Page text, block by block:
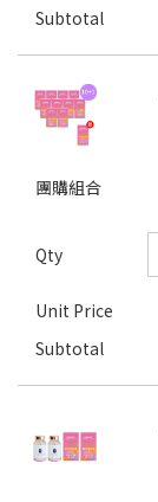
Subtotal
團購組合
Qty
Unit Price
Subtotal